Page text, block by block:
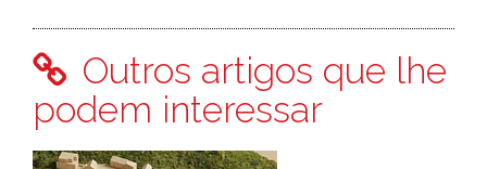
Outros artigos que lhe
podem interessar